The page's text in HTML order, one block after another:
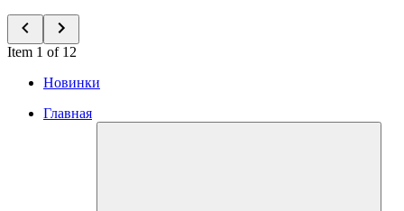
Item 1 of 12
Новинки
Главная